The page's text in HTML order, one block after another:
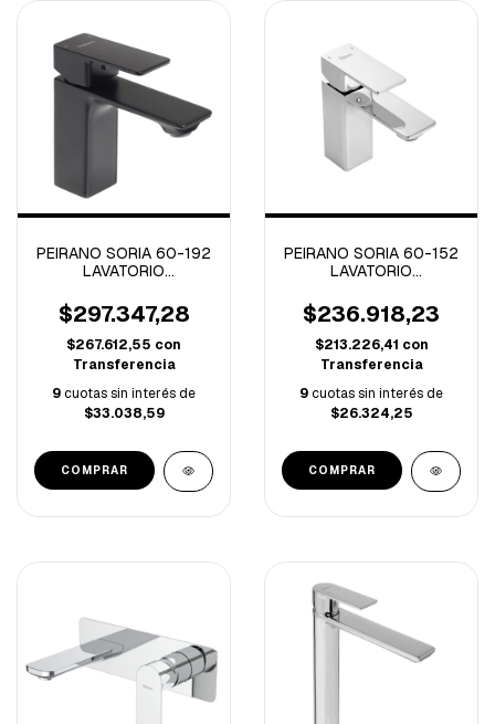
PEIRANO SORIA 60-192
LAVATORIO
SORIA NEGRO (B)
$297.347,28
$267.612,55 con
Transferencia
9cuotas sin interés de
$33.038,59
PEIRANO SORIA 60-152
LAVATORIO
SORIA CROMO (B)
$236.918,23
$213.226,41 con
Transferencia
9cuotas sin interés de
$26.324,25